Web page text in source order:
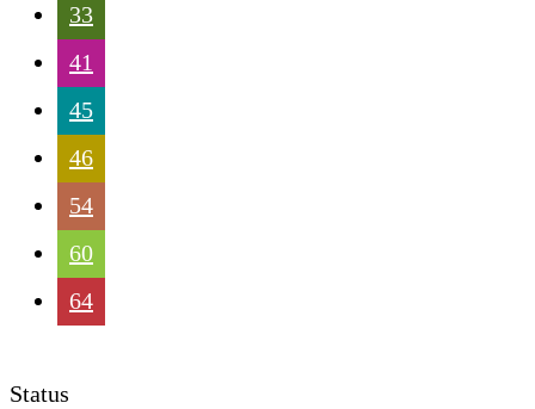
33
41
45
46
54
60
64
Status